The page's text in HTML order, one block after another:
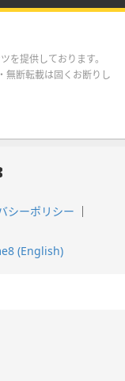
を提供しております。
無断転載は固くお断りし
シーポリシー
(English)